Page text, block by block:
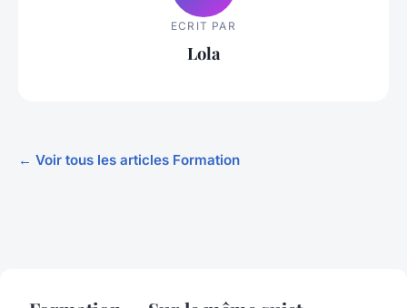
ECRIT PAR
Lola
← Voir tous les articles Formation